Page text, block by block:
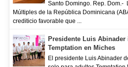
Santo Domingo. Rep. Dom.-
Múltiples de la República Dominicana
crediticio favorable que ...
Presidente Luis
Temptation en Miches
El presidente Luis Abinader